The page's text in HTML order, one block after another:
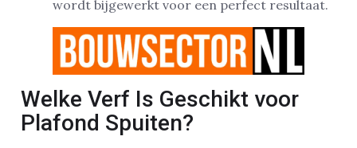
wordt bijgewerkt voor een perfect resultaat.
Welke Verf Is Geschikt voor
Plafond Spuiten?